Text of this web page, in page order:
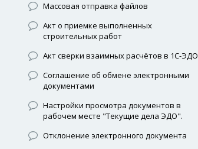
Массовая отправка файлов
Акт о приемке выполненных
строительных работ
Акт сверки взаимных расчётов в 1С-ЭДО
Соглашение об обмене электронными
документами
Настройки просмотра документов в
рабочем месте "Текущие дела ЭДО".
Отклонение электронного документа